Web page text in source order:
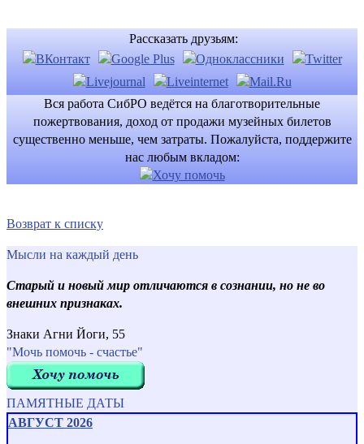
Рассказать друзьям:
Вся работа СибРО ведётся на благотворительные
пожертвования, доход от продажи музейных билетов
существенно меньше, чем затраты. Пожалуйста, поддержите
нас любым вкладом:
Возврат к списку
Мысли на каждый день
Старый и новый мир отличаются в сознании, но не во
внешних признаках.
Знаки Агни Йоги, 55
"Мочь помочь - счастье"
ПАМЯТНЫЕ ДАТЫ
АВГУСТ 2026